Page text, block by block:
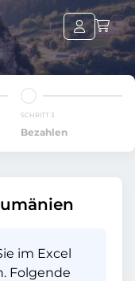
SCHRITT 3
Bezahlen
im Excel
Folgende